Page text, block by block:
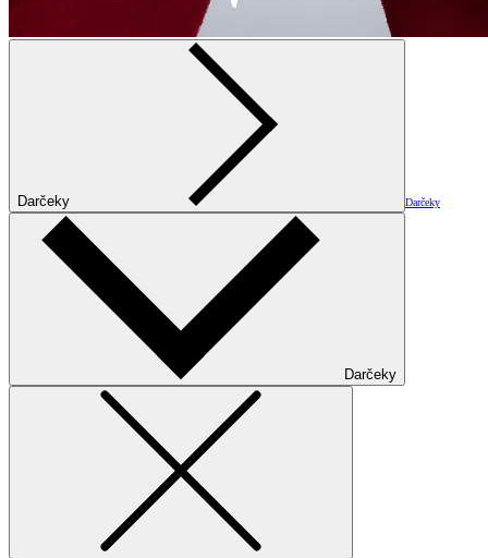
Darčeky Darčeky
Darčeky